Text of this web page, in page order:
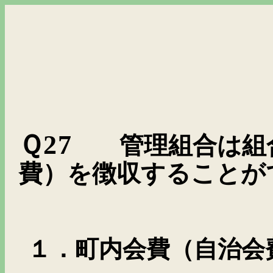
Ｑ27
管理組合は
費）を徴収すること
１．町内会費（自治